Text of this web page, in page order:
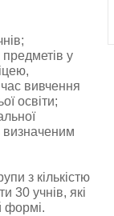
у
вивчення
освіти;
визначеним
з кількістю
30 учнів, які
формі.